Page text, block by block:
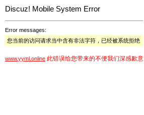
Discuz! Mobile System Error
Error messages:
您当前的访问请求当中含有非法字符，已经被系统拒绝
www.yyml.online 此错误给您带来的不便我们深感歉意